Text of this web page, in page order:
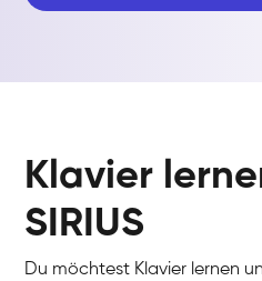
Klavier
SIRIUS
Du möchtest Klavier lernen